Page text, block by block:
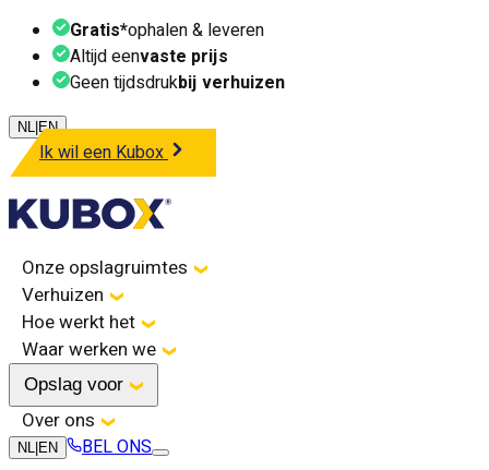
Gratis*ophalen & leveren
Altijd eenvaste prijs
Geen tijdsdrukbij verhuizen
NL EN
Ik wil een Kubox
Onze opslagruimtes
Verhuizen
Hoe werkt het
Waar werken we
Opslag voor
Over ons
NL EN
BEL ONS